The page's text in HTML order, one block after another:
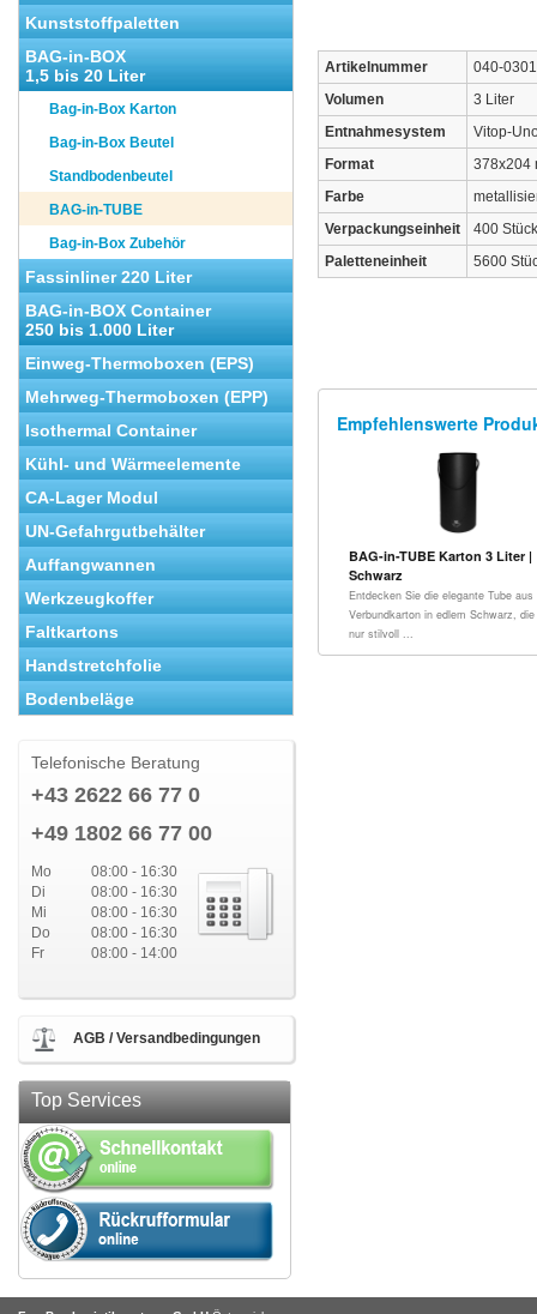
Kunststoffpaletten
BAG-in-BOX
1,5 bis 20 Liter
Bag-in-Box Karton
Bag-in-Box Beutel
Standbodenbeutel
BAG-in-TUBE
Bag-in-Box Zubehör
Fassinliner 220 Liter
BAG-in-BOX Container
250 bis 1.000 Liter
Einweg-Thermoboxen (EPS)
Mehrweg-Thermoboxen (EPP)
Isothermal Container
Kühl- und Wärmeelemente
CA-Lager Modul
UN-Gefahrgutbehälter
Auffangwannen
Werkzeugkoffer
Faltkartons
Handstretchfolie
Bodenbeläge
Telefonische Beratung
+43 2622 66 77 0
+49 1802 66 77 00
Mo
08:00 - 16:30
Di
08:00 - 16:30
Mi
08:00 - 16:30
Do
08:00 - 16:30
Fr
08:00 - 14:00
AGB / Versandbedingungen
Top Services
Artikelnummer
040-
Volumen
3 Liter
Entnahmesystem
Vitop-
Format
378x204
Farbe
Verpackungseinheit
400
Paletteneinheit
5600
Empfehlenswerte
BAG-in-TUBE Karton 3 Liter |
Schwarz
Entdecken Sie die elegante Tube aus
Verbundkarton in edlem Schwarz,
nur stilvoll ...